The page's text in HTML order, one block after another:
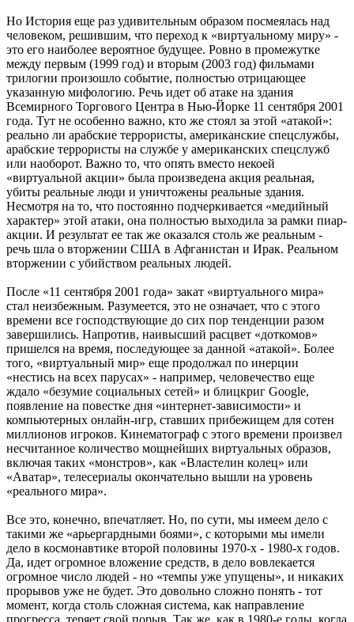
Но История еще раз удивительным образом посмеялась над
человеком, решившим, что переход к «виртуальному миру» -
это его наиболее вероятное будущее. Ровно в промежутке
между первым (1999 год) и вторым (2003 год) фильмами
трилогии произошло событие, полностью отрицающее
указанную мифологию. Речь идет об атаке на здания
Всемирного Торгового Центра в Нью-Йорке 11 сентября 2001
года. Тут не особенно важно, кто же стоял за этой «атакой»:
реально ли арабские террористы, американские спецслужбы,
арабские террористы на службе у американских спецслужб
или наоборот. Важно то, что опять вместо некоей
«виртуальной акции» была произведена акция реальная,
убиты реальные люди и уничтожены реальные здания.
Несмотря на то, что постоянно подчеркивается «медийный
характер» этой атаки, она полностью выходила за рамки пиар-
акции. И результат ее так же оказался столь же реальным -
речь шла о вторжении США в Афганистан и Ирак. Реальном
вторжении с убийством реальных людей.
После «11 сентября 2001 года» закат «виртуального мира»
стал неизбежным. Разумеется, это не означает, что с этого
времени все господствующие до сих пор тенденции разом
завершились. Напротив, наивысший расцвет «доткомов»
пришелся на время, последующее за данной «атакой». Более
того, «виртуальный мир» еще продолжал по инерции
«нестись на всех парусах» - например, человечество еще
ждало «безумие социальных сетей» и блицкриг Google,
появление на повестке дня «интернет-зависимости» и
компьютерных онлайн-игр, ставших прибежищем для сотен
миллионов игроков. Кинематограф с этого времени произвел
несчитанное количество мощнейших виртуальных образов,
включая таких «монстров», как «Властелин колец» или
«Аватар», телесериалы окончательно вышли на уровень
«реального мира».
Все это, конечно, впечатляет. Но, по сути, мы имеем дело с
такими же «арьергардными боями», с которыми мы имели
дело в космонавтике второй половины 1970-х - 1980-х годов.
Да, идет огромное вложение средств, в дело вовлекается
огромное число людей - но «темпы уже упущены», и никаких
прорывов уже не будет. Это довольно сложно понять - тот
момент, когда столь сложная система, как направление
прогресса, теряет свой порыв. Так же, как в 1980-е годы, когда